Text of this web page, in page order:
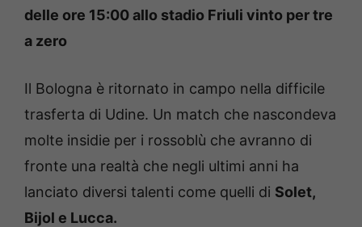
delle ore 15:00 allo stadio Friuli vinto per tre
a zero
Il Bologna è ritornato in campo nella difficile
trasferta di Udine. Un match che nascondeva
molte insidie per i rossoblù che avranno di
fronte una realtà che negli ultimi anni ha
lanciato diversi talenti come quelli di Solet,
Bijol e Lucca.